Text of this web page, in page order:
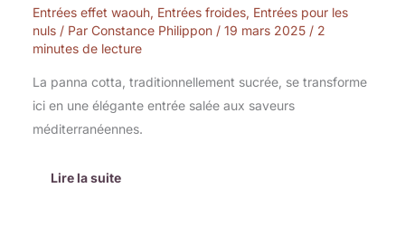
Entrées effet waouh, Entrées froides, Entrées pour les
nuls/ Par Constance Philippon / 19 mars 2025 / 2
minutes de lecture
La panna cotta, traditionnellement sucrée, se transforme
ici en une élégante entrée salée aux saveurs
méditerranéennes.
Lire la suite